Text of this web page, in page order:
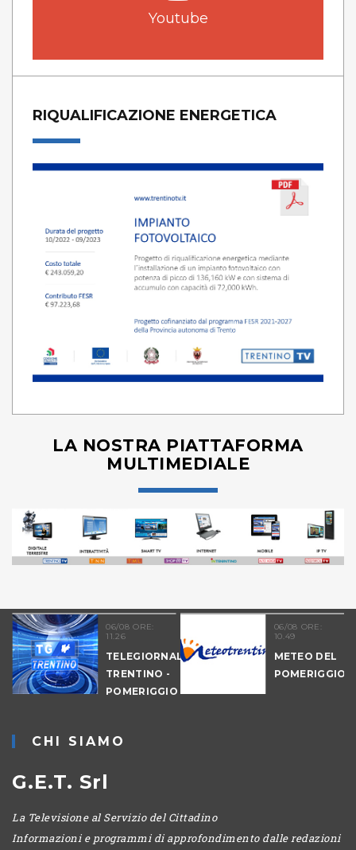
Youtube
RIQUALIFICAZIONE ENERGETICA
LA NOSTRA PIATTAFORMA
MULTIMEDIALE
06/08 ORE:
11.26
TELEGIORNALE
TRENTINO -
POMERIGGIO
06/08 ORE:
10.49
METEO DEL
POMERIGGIO
CHI SIAMO
G.E.T. Srl
La Televisione al Servizio del Cittadino
Informazioni e programmi di approfondimento dalle redazioni